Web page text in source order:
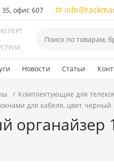
офис 607
Новости Статьи
Комплектующие для
для кабеля, цвет черный
органайзер